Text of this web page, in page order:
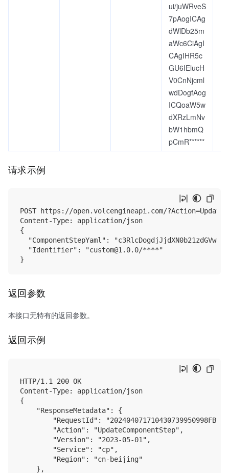
ui/juWRveS
7pAogICAg
dWlDb25m
aWc6CiAgI
CAgIHR5c
GU6IElucH
V0CnNjcml
wdDogfAog
ICQoaW5w
dXRzLmNv
bW1hbmQ
pCmR******
请求示例
POST https://open.volcengineapi.com/
Content-Type: application/json
{
"ComponentStepYaml":
  "Identifier": "custom@1.0.0/****"
返回参数
本接口无特有的返回参数。
返回示例
HTTP/1.1 200 OK
Content-Type: application/json
{
    "ResponseMetadata": {
"RequestId":
        "Action": "UpdateComponentStep",
        "Version": "2023-05-01",
        "Service": "cp",
        "Region": "cn-beijing"
    },